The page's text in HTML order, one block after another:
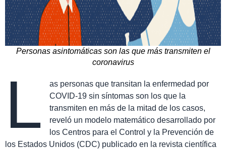
Personas asintomáticas son las que más transmiten el
coronavirus
L
as personas que transitan la enfermedad por
COVID-19 sin síntomas son los que la
transmiten en más de la mitad de los casos,
reveló un modelo matemático desarrollado por
los Centros para el Control y la Prevención de
los Estados Unidos (CDC) publicado en la revista científica